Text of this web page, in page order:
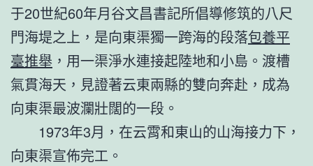
于20世紀60年月谷文昌書記所倡導修筑的八尺
門海堤之上，是向東渠獨一跨海的段落包養平
臺推舉 ，用一渠淨水連接起陸地和小島。渡槽
氣貫海天，見證著云東兩縣的雙向奔赴，成為
向東渠最波瀾壯闊的一段。
1973年3月，在云霄和東山的山海接力下，
向東渠宣佈完工。